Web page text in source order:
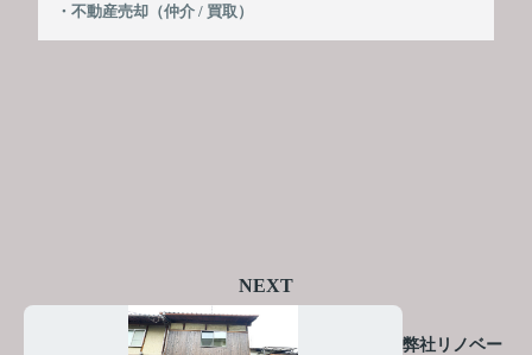
・不動産売却（仲介 / 買取）
NEXT
弊社リノベー